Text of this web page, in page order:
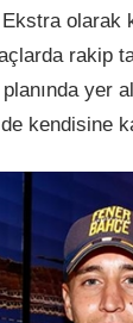
rakip
planında yer
kendisine